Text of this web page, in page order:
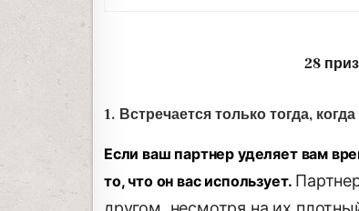
28
1. Встречается только тогда,
Если ваш партнер уделяет вам
то, что он вас использует.